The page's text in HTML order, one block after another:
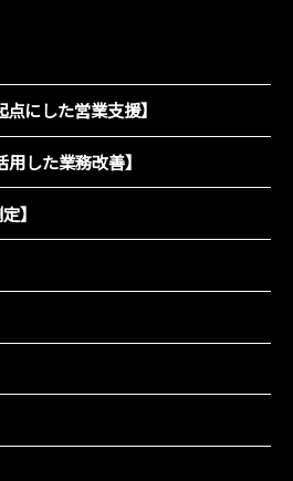
にした営業支援】
グ
サービス
買適ミッケ!
グ
活用）
（＋LINKS）
した業務改善】
制作支援システム
】
分析
究所
と決算解説